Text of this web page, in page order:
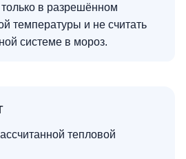
в разрешённом
температуры и не считать
системе в мороз.
тепловой